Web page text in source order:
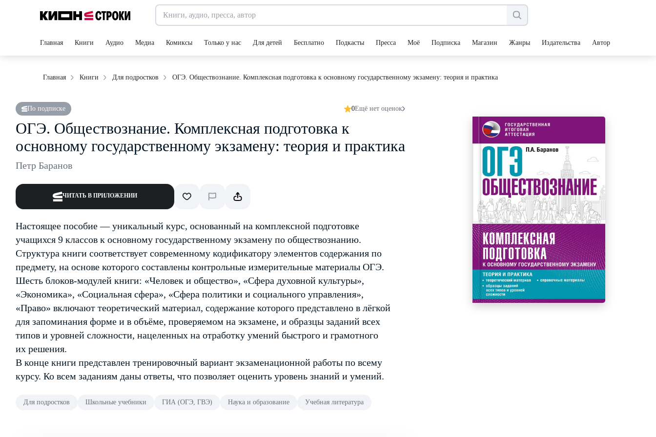
Главная Книги Аудио Медиа Комиксы Только у нас Для детей Бесплатно Подкасты Пресса Моё Подписка Магазин Жанры Издательства Авторы
Главная Книги Для подростков ОГЭ. Обществознание. Комплексная подготовка к основному государственному экзамену: теория и практика
По подписке 0Ещё нет оценок
ОГЭ. Обществознание. Комплексная подготовка к
основному государственному экзамену: теория и практика
Петр Баранов
ЧИТАТЬ В ПРИЛОЖЕНИИ
Настоящее пособие — уникальный курс, основанный на комплексной подготовке
учащихся 9 классов к основному государственному экзамену по обществознанию.
Структура книги соответствует современному кодификатору элементов содержания по
предмету, на основе которого составлены контрольные измерительные материалы ОГЭ.
Шесть блоков-модулей книги: «Человек и общество», «Сфера духовной культуры»,
«Экономика», «Социальная сфера», «Сфера политики и социального управления»,
«Право» включают теоретический материал, содержание которого представлено в лёгкой
для запоминания форме и в объёме, проверяемом на экзамене, и образцы заданий всех
типов и уровней сложности, нацеленных на отработку умений быстрого и грамотного
их решения.
В конце книги представлен тренировочный вариант экзаменационной работы по всему
курсу. Ко всем заданиям даны ответы, что позволяет оценить уровень знаний и умений.
Для подростков Школьные учебники ГИА (ОГЭ, ГВЭ) Наука и образование Учебная литература